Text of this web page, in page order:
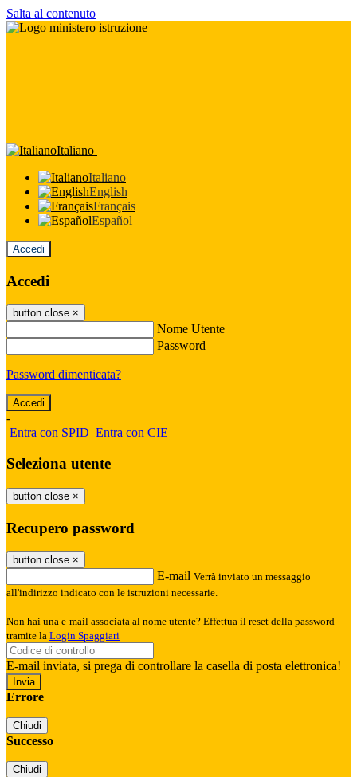
Salta al contenuto
Italiano
Italiano
English
Français
Español
Accedi
Accedi
button close ×
Nome Utente
Password
Password dimenticata?
-
Entra con SPID Entra con CIE
Seleziona utente
button close ×
Recupero password
button close ×
E-mail Verrà inviato un messaggio
all'indirizzo indicato con le istruzioni necessarie.
Non hai una e-mail associata al nome utente? Effettua il reset della password
tramite la Login Spaggiari
E-mail inviata, si prega di controllare la casella di posta elettronica!
Errore
Chiudi
Successo
Chiudi